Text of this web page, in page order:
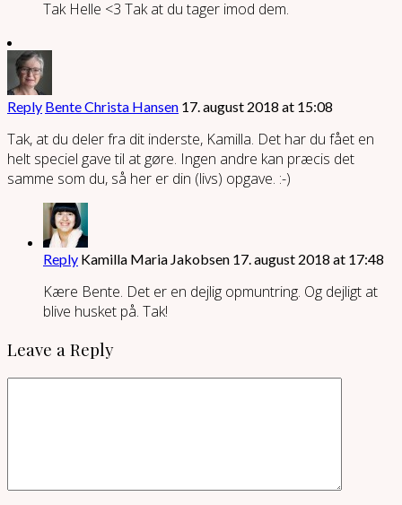
Tak Helle <3 Tak at du tager imod dem.
Reply Bente Christa Hansen 17. august 2018 at 15:08
Tak, at du deler fra dit inderste, Kamilla. Det har du fået en
helt speciel gave til at gøre. Ingen andre kan præcis det
samme som du, så her er din (livs) opgave. :-)
Reply Kamilla Maria Jakobsen 17. august 2018 at 17:48
Kære Bente. Det er en dejlig opmuntring. Og dejligt at
blive husket på. Tak!
Leave a Reply